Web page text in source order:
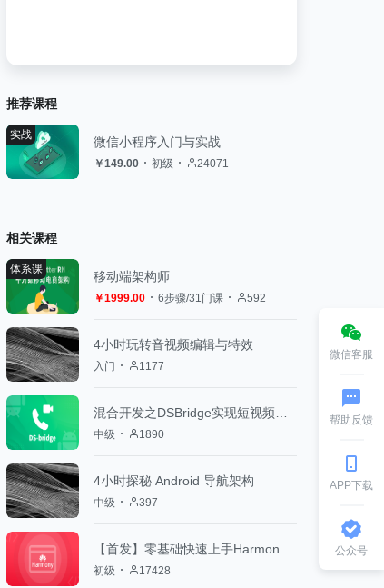
推荐课程
实战 微信小程序入门与实战
￥149.00 初级 24071
相关课程
体系课 移动端架构师
￥1999.00 6步骤/31门课 592
4小时玩转音视频编辑与特效
入门 1177
中级 1890
4小时探秘 Android 导航架构
中级 397
初级 17428
微信客服
帮助反馈
APP下载
公众号